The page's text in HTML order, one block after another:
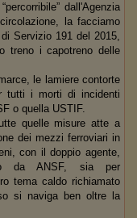
dall'Agenzia
la facciamo
Servizio 191 del 2015,
treno i capotreno delle
le lamiere contorte
tutti i morti di incidenti
o quella USTIF.
quelle misure atte a
dei mezzi ferroviari in
con il doppio agente,
da ANSF, sia per
tema caldo richiamato
si naviga ben oltre la